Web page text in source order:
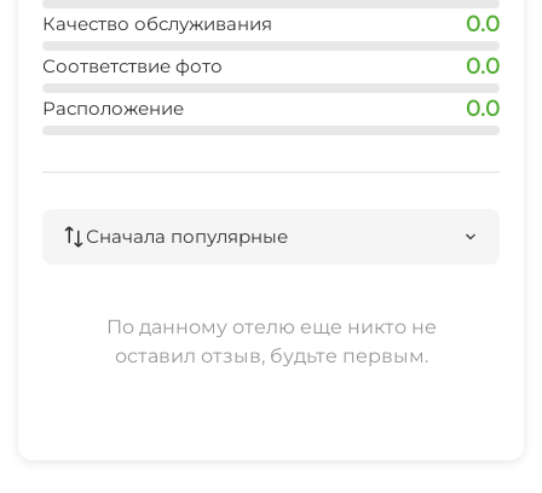
Гладильные принадлежности
Аптека
Семейные номера
Прокат велосипедов
Качество обслуживания 0.0
Соответствие фото 0.0
Расположение 0.0
Сначала популярные
По данному отелю еще никто не
оставил отзыв, будьте первым.